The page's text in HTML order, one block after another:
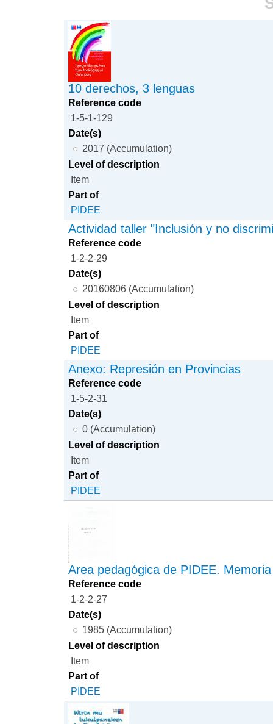
10 derechos, 3 lenguas
Reference code
1-5-1-129
Date(s)
2017 (Accumulation)
Level of description
Item
Part of
PIDEE
Actividad taller "Inclusión y no
Reference code
1-2-2-29
Date(s)
20160806 (Accumulation)
Level of description
Item
Part of
PIDEE
Anexo: Represión en Provincias
Reference code
1-5-2-31
Date(s)
0 (Accumulation)
Level of description
Item
Part of
PIDEE
Area pedagógica de PIDEE.
Reference code
1-2-2-27
Date(s)
1985 (Accumulation)
Level of description
Item
Part of
PIDEE